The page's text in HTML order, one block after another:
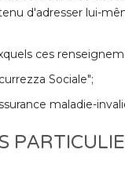
d'adresser lui-
ces
Sociale";
maladie-